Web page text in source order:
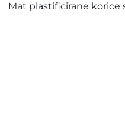
Mat plastificirane korice